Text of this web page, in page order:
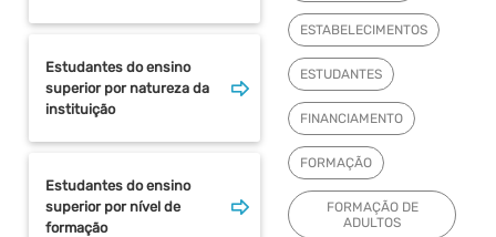
Estudantes do ensino
superior por natureza da
instituição
Estudantes do ensino
superior por nível de
formação
ESTABELECIMENTOS
ESTUDANTES
FINANCIAMENTO
FORMAÇÃO
FORMAÇÃO DE
ADULTOS